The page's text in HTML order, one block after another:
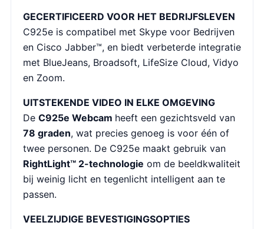
GECERTIFICEERD VOOR HET BEDRIJFSLEVEN
C925e is compatibel met Skype voor Bedrijven
en Cisco Jabber™, en biedt verbeterde integratie
met BlueJeans, Broadsoft, LifeSize Cloud, Vidyo
en Zoom.
UITSTEKENDE VIDEO IN ELKE OMGEVING
De C925e Webcam heeft een gezichtsveld van
78 graden, wat precies genoeg is voor één of
twee personen. De C925e maakt gebruik van
RightLight™ 2-technologie om de beeldkwaliteit
bij weinig licht en tegenlicht intelligent aan te
passen.
VEELZIJDIGE BEVESTIGINGSOPTIES